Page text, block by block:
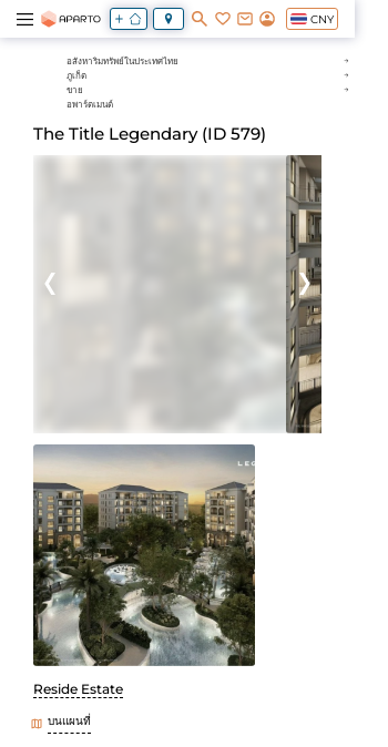
CNY
อสังหาริมทรัพย์ในประเทศไทย
ภูเก็ต
ขาย
อพาร์ตเมนต์
The Title Legendary (ID 579)
Reside Estate
บนแผนที่